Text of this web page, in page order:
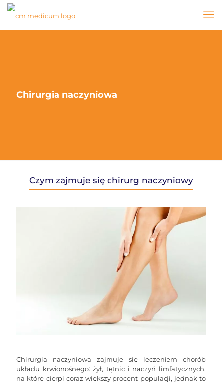
Chirurgia naczyniowa
Czym zajmuje się chirurg naczyniowy
Chirurgia naczyniowa zajmuje się leczeniem chorób
układu krwionośnego: żył, tętnic i naczyń limfatycznych,
na które cierpi coraz większy procent populacji, jednak to